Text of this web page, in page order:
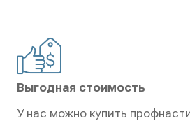
Выгодная стоимость
У нас можно купить